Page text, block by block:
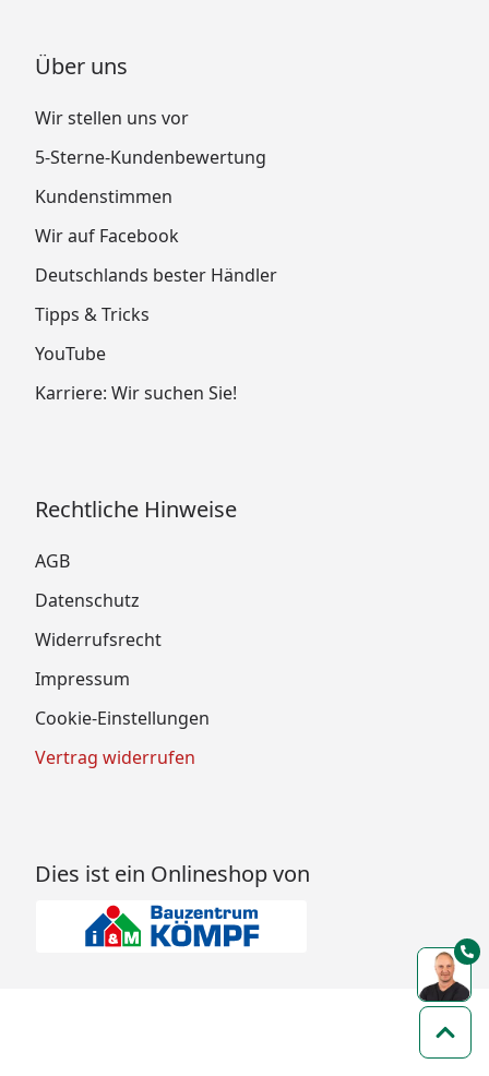
Über uns
Wir stellen uns vor
5-Sterne-Kundenbewertung
Kundenstimmen
Wir auf Facebook
Deutschlands bester Händler
Tipps & Tricks
YouTube
Karriere: Wir suchen Sie!
Rechtliche Hinweise
AGB
Datenschutz
Widerrufsrecht
Impressum
Cookie-Einstellungen
Vertrag widerrufen
Dies ist ein Onlineshop von